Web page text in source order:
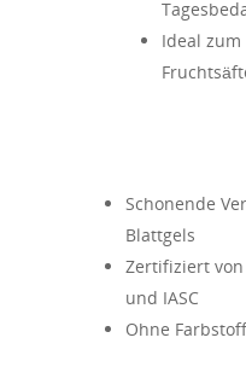
Ideal
Schonende
Blattgels
Zertifiziert von
und IASC
Ohne